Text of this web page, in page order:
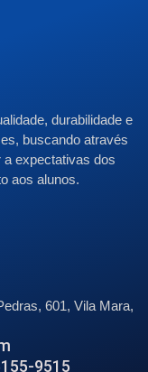
durabilidade e
buscando através
expectativas dos
aos alunos.
601, Vila Mara,
9515